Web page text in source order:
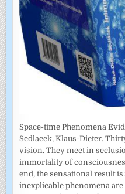
Space-time Phenomena
Sedlacek, Klaus-Dieter.
vision. They meet in
immortality of
end, the sensational result
inexplicable phenomena